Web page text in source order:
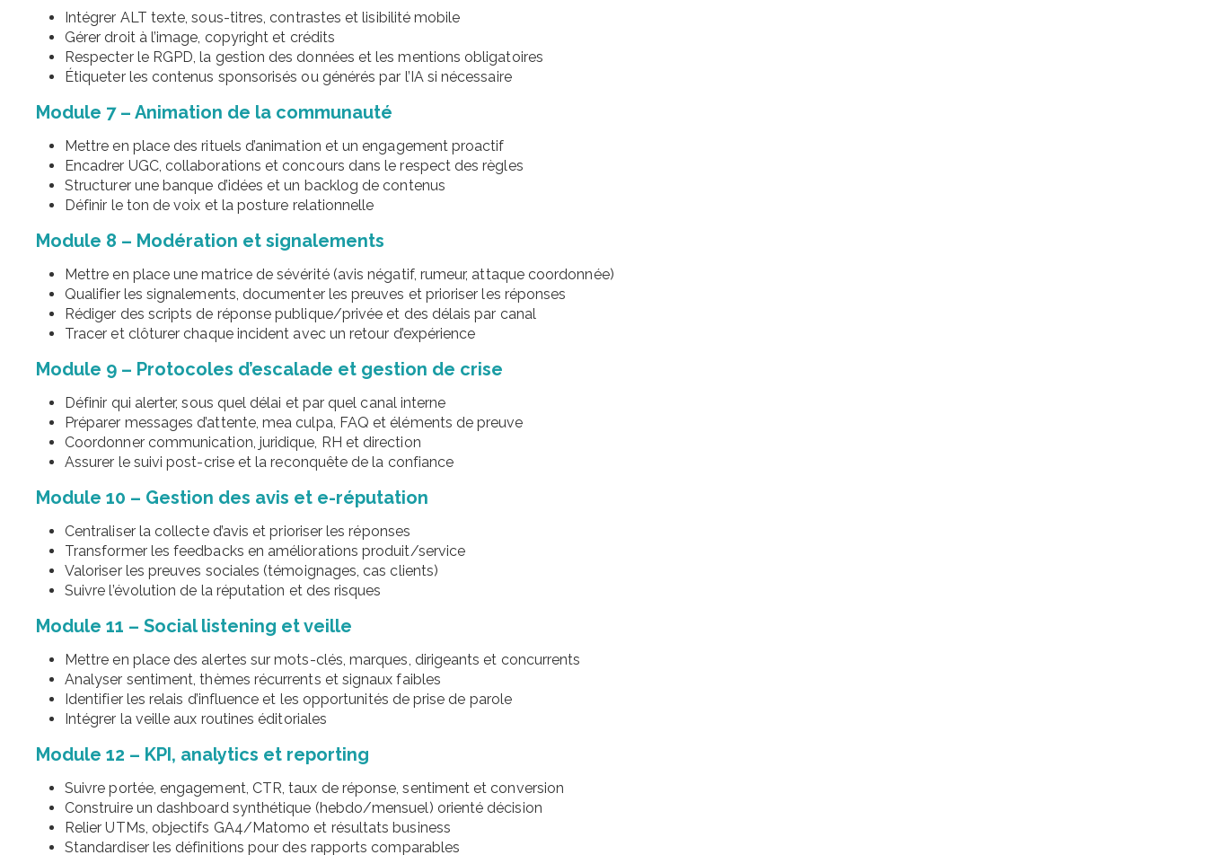
Intégrer ALT texte, sous-titres, contrastes et lisibilité mobile
Gérer droit à l’image, copyright et crédits
Respecter le RGPD, la gestion des données et les mentions obligatoires
Étiqueter les contenus sponsorisés ou générés par l’IA si nécessaire
Module 7 – Animation de la communauté
Mettre en place des rituels d’animation et un engagement proactif
Encadrer UGC, collaborations et concours dans le respect des règles
Structurer une banque d’idées et un backlog de contenus
Définir le ton de voix et la posture relationnelle
Module 8 – Modération et signalements
Mettre en place une matrice de sévérité (avis négatif, rumeur, attaque coordonnée)
Qualifier les signalements, documenter les preuves et prioriser les réponses
Rédiger des scripts de réponse publique/privée et des délais par canal
Tracer et clôturer chaque incident avec un retour d’expérience
Module 9 – Protocoles d’escalade et gestion de crise
Définir qui alerter, sous quel délai et par quel canal interne
Préparer messages d’attente, mea culpa, FAQ et éléments de preuve
Coordonner communication, juridique, RH et direction
Assurer le suivi post-crise et la reconquête de la confiance
Module 10 – Gestion des avis et e-réputation
Centraliser la collecte d’avis et prioriser les réponses
Transformer les feedbacks en améliorations produit/service
Valoriser les preuves sociales (témoignages, cas clients)
Suivre l’évolution de la réputation et des risques
Module 11 – Social listening et veille
Mettre en place des alertes sur mots-clés, marques, dirigeants et concurrents
Analyser sentiment, thèmes récurrents et signaux faibles
Identifier les relais d’influence et les opportunités de prise de parole
Intégrer la veille aux routines éditoriales
Module 12 – KPI, analytics et reporting
Suivre portée, engagement, CTR, taux de réponse, sentiment et conversion
Construire un dashboard synthétique (hebdo/mensuel) orienté décision
Relier UTMs, objectifs GA4/Matomo et résultats business
Standardiser les définitions pour des rapports comparables